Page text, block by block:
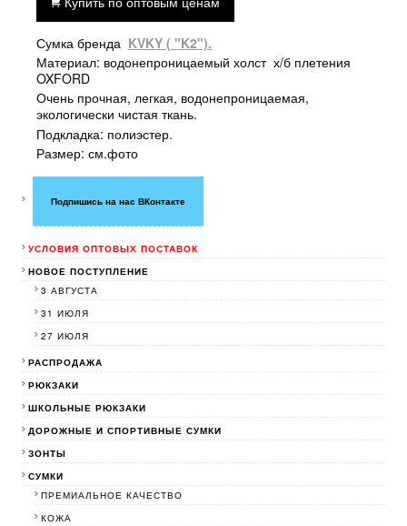
Сумка бренда KVKY ( "K2").
Материал: водонепроницаемый холст х/б плетения
OXFORD
Очень прочная, легкая, водонепроницаемая,
экологически чистая ткань.
Подкладка: полиэстер.
Размер: см.фото
Подпишись на нас ВКонтакте
УСЛОВИЯ ОПТОВЫХ ПОСТАВОК
НОВОЕ ПОСТУПЛЕНИЕ
3 АВГУСТА
31 ИЮЛЯ
27 ИЮЛЯ
РАСПРОДАЖА
РЮКЗАКИ
ШКОЛЬНЫЕ РЮКЗАКИ
ДОРОЖНЫЕ И СПОРТИВНЫЕ СУМКИ
ЗОНТЫ
СУМКИ
ПРЕМИАЛЬНОЕ КАЧЕСТВО
КОЖА